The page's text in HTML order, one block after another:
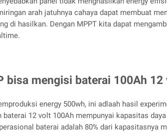
arah jatuhnya cahaya dapat membuat
di hasilkan. Dengan MPPT kita dapat
bisa mengisi baterai 100Ah 12
energy 500wh, ini adlaah hasil
baterai 12 volt 100Ah mempunyai kapasitas
baterai adalah 80% dari kapasitasnya